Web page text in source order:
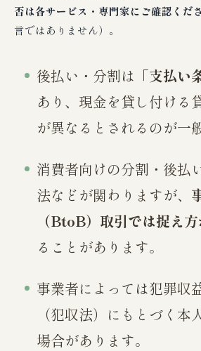
否は各サービス・専門家にご確認くだ
言ではありません）。
後払い・分割は「支払い
あり、現金を貸し付ける
が異なるとされるのが一
消費者向けの分割・後払
法などが関わりますが、
（BtoB）取引では捉え
ることがあります。
事業者によっては犯罪収
（犯収法）にもとづく本
場合があります。